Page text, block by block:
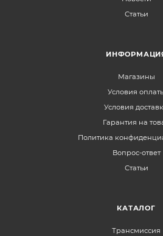
Статьи
Магазины
Условия
Условия
Гарантия на
Политика
Вопрос-ответ
Статьи
КАТАЛОГ
Трансмиссия